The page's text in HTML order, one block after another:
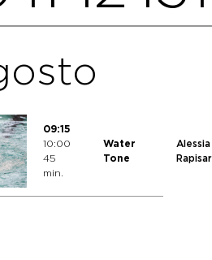
09:15
10:00
45
min.
Water
Tone
Alessia